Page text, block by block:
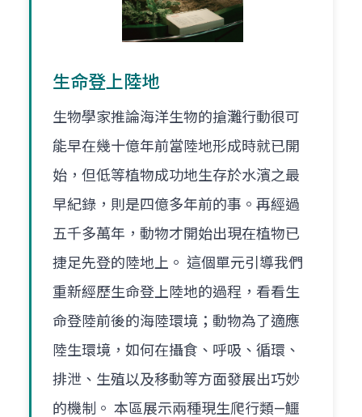
生命登上陸地
生物學家推論海洋生物的搶灘行動很可
能早在幾十億年前當陸地形成時就已開
始，但低等植物成功地生存於水濱之最
早紀錄，則是四億多年前的事。再經過
五千多萬年，動物才開始出現在植物已
捷足先登的陸地上。 這個單元引導我們
重新經歷生命登上陸地的過程，看看生
命登陸前後的海陸環境；動物為了適應
陸生環境，如何在攝食、呼吸、循環、
排泄、生殖以及移動等方面發展出巧妙
的機制。 本區展示兩種現生爬行類—鱷